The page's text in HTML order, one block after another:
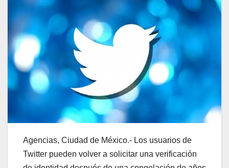
Agencias, Ciudad de México.- Los usuarios de
Twitter pueden volver a solicitar una verificación